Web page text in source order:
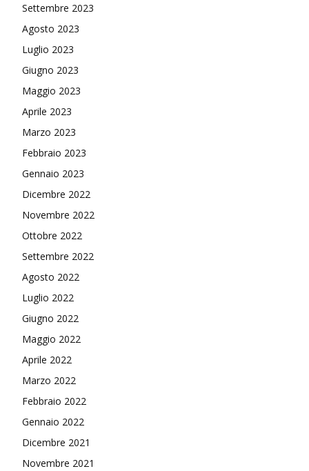
Settembre 2023
Agosto 2023
Luglio 2023
Giugno 2023
Maggio 2023
Aprile 2023
Marzo 2023
Febbraio 2023
Gennaio 2023
Dicembre 2022
Novembre 2022
Ottobre 2022
Settembre 2022
Agosto 2022
Luglio 2022
Giugno 2022
Maggio 2022
Aprile 2022
Marzo 2022
Febbraio 2022
Gennaio 2022
Dicembre 2021
Novembre 2021